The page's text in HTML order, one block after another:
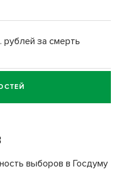
за смерть
за смерть
выборов в Госдуму